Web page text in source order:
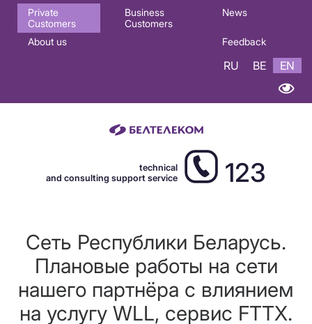
Основная
навигация
Private
Customers
Business
Customers
News
About us Feedback
RU BE EN
technical
and consulting support service
123
Сеть Республики Беларусь.
Плановые работы на сети
нашего партнёра с влиянием
на услугу WLL, сервис FTTX.